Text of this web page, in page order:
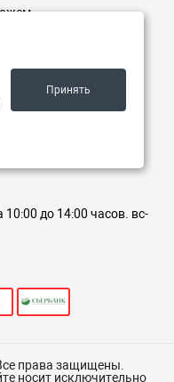
10:00 до 14:00 часов. вс-
права защищены.
носит исключительно
Принять